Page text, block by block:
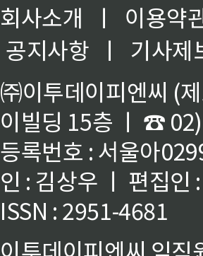
회사소개 ㅣ
이용약
공지사항
ㅣ
기사제
㈜이투데이피엔씨 (
이빌딩 15층 ㅣ ☎
등록번호 : 서울아
인 : 김상우 ㅣ 편집인
ISSN : 2951-4681